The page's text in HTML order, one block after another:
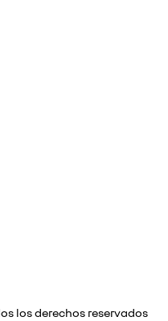
los derechos reservados